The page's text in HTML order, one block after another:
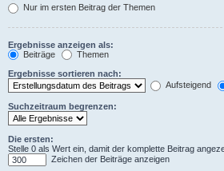
Nur im ersten Beitrag der Themen
Ergebnisse anzeigen als:
Beiträge
Themen
Ergebnisse sortieren nach:
Aufsteigend
Suchzeitraum begrenzen:
Die ersten:
Stelle 0 als Wert ein, damit der komplette Beitrag
Zeichen der Beiträge anzeigen